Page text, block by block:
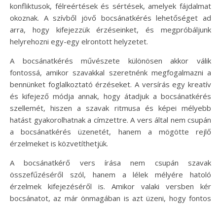
konfliktusok, félreértések és sértések, amelyek fájdalmat
okoznak. A szívből jövő bocsánatkérés lehetőséget ad
arra, hogy kifejezzük érzéseinket, és megpróbáljunk
helyrehozni egy-egy elrontott helyzetet.
A bocsánatkérés művészete különösen akkor válik
fontossá, amikor szavakkal szeretnénk megfogalmazni a
bennünket foglalkoztató érzéseket. A versírás egy kreatív
és kifejező módja annak, hogy átadjuk a bocsánatkérés
szellemét, hiszen a szavak ritmusa és képei mélyebb
hatást gyakorolhatnak a címzettre. A vers által nem csupán
a bocsánatkérés üzenetét, hanem a mögötte rejlő
érzelmeket is közvetíthetjük.
A bocsánatkérő vers írása nem csupán szavak
összefűzéséről szól, hanem a lélek mélyére hatoló
érzelmek kifejezéséről is. Amikor valaki versben kér
bocsánatot, az már önmagában is azt üzeni, hogy fontos